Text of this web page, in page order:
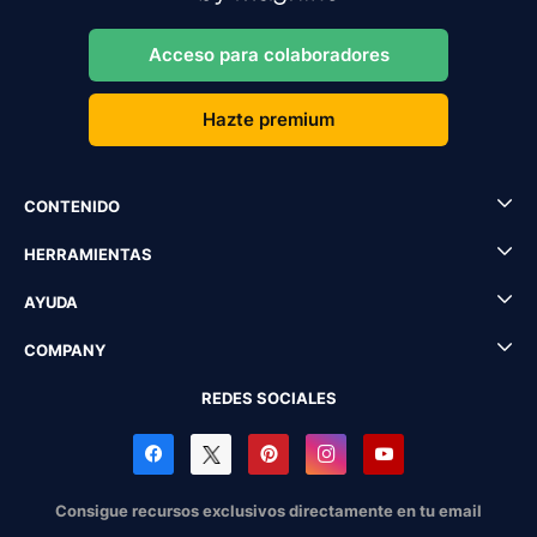
Acceso para colaboradores
Hazte premium
CONTENIDO
HERRAMIENTAS
AYUDA
COMPANY
REDES SOCIALES
Consigue recursos exclusivos directamente en tu email